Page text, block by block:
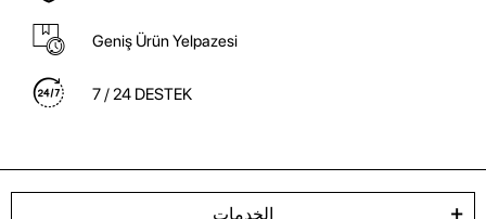
Geniş Ürün Yelpazesi
7 / 24 DESTEK
الخدمات